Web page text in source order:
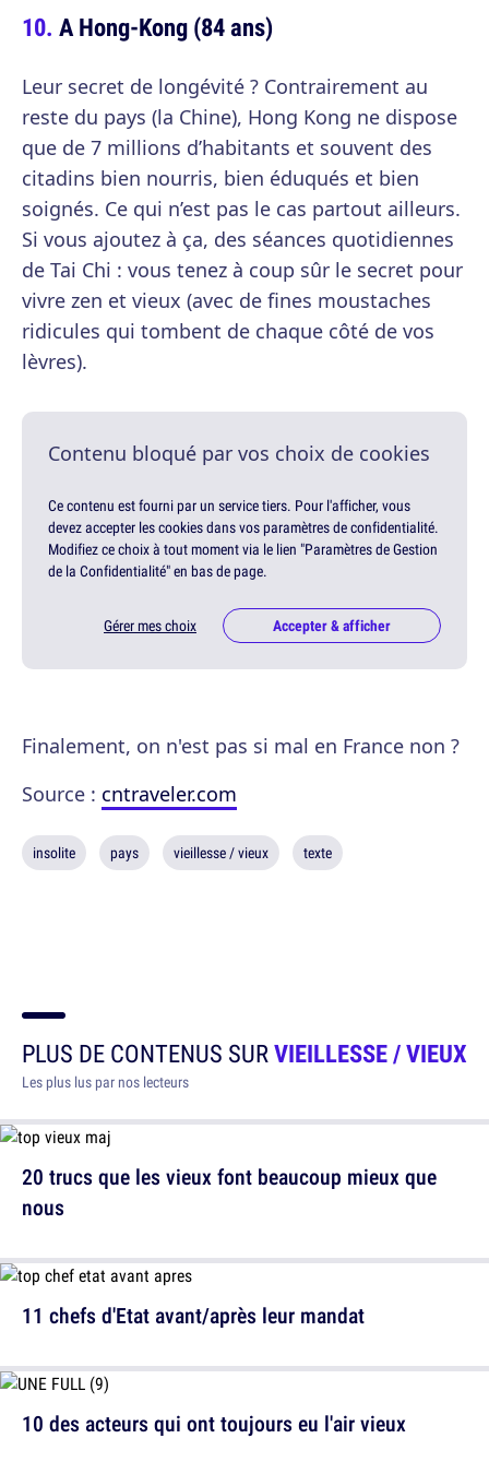
A Hong-Kong (84 ans)
Leur secret de longévité ? Contrairement au
reste du pays (la Chine), Hong Kong ne dispose
que de 7 millions d’habitants et souvent des
citadins bien nourris, bien éduqués et bien
soignés. Ce qui n’est pas le cas partout ailleurs.
Si vous ajoutez à ça, des séances quotidiennes
de Tai Chi : vous tenez à coup sûr le secret pour
vivre zen et vieux (avec de fines moustaches
ridicules qui tombent de chaque côté de vos
lèvres).
Contenu bloqué par vos choix de cookies
Ce contenu est fourni par un service tiers. Pour l'afficher, vous
devez accepter les cookies dans vos paramètres de confidentialité.
Modifiez ce choix à tout moment via le lien "Paramètres de Gestion
de la Confidentialité" en bas de page.
Gérer mes choix Accepter & afficher
Finalement, on n'est pas si mal en France non ?
Source : cntraveler.com
insolite pays vieillesse / vieux texte
PLUS DE CONTENUS SURVIEILLESSE / VIEUX
Les plus lus par nos lecteurs
20 trucs que les vieux font beaucoup mieux que
nous
10 des acteurs qui ont toujours eu l'air vieux
11 chefs d'Etat avant/après leur mandat